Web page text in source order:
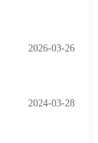
2026-03-26
2024-03-28